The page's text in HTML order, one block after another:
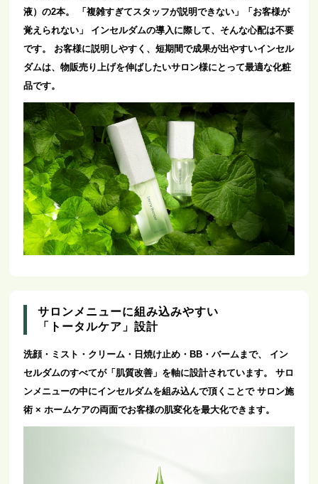
液）の2本。
「複雑すぎてスタッフが説明できない」「お客様が
覚えられない」
インセルダムの導入に際して、そんな心配は不要
です。
お客様に説明しやすく、短期間で成果が出やすいインセル
ダムは、物販売り上げを伸ばしたいサロン様にとって最適な化粧
品です。
サロンメニューに組み込みやすい
「トータルケア」設計
洗顔・ミスト・クリーム・日焼け止め・BB・バームまで、
イン
セルダムのすべてが「肌質改善」を軸に設計されています。
サロ
ンメニューの中にインセルダムを組み込んで頂くことでサロン施
術 × ホームケアの両面でお客様の肌変化を最大化できます。